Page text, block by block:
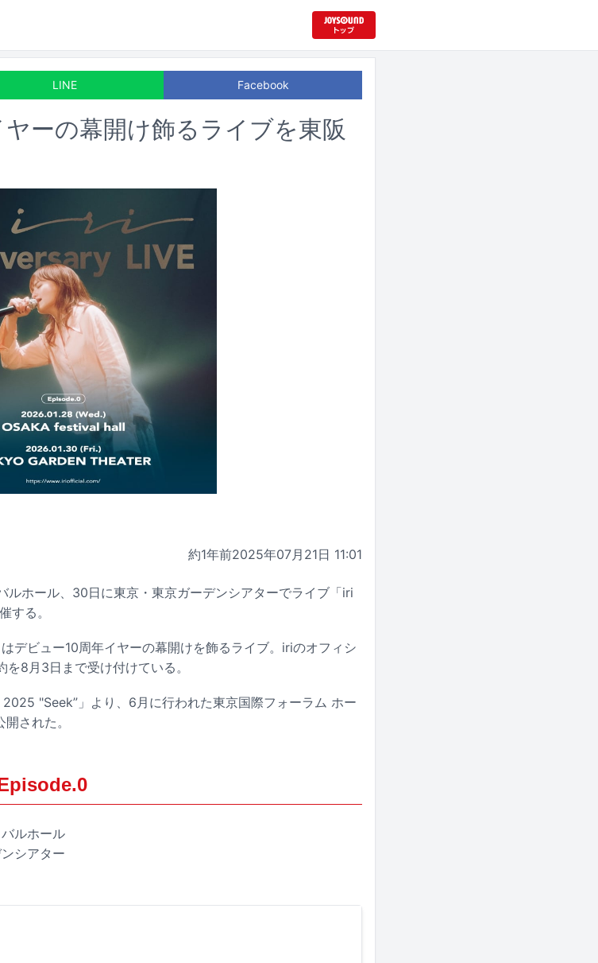
LINE Facebook
ーの幕開け飾るライブを東阪
約1年前2025年07月21日 11:01
ホール、30日に東京・東京ガーデンシアターでライブ「iri
する。
デビュー10周年イヤーの幕開けを飾るライブ。iriのオフィシ
8月3日まで受け付けている。
"Seek”」より、6月に行われた東京国際フォーラム ホー
された。
ルホール
シアター